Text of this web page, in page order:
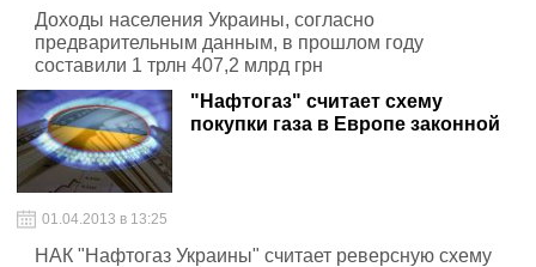
Доходы населения Украины, согласно
предварительным данным, в прошлом году
составили 1 трлн 407,2 млрд грн
"Нафтогаз" считает схему
покупки газа в Европе законной
01.04.2013 в 13:25
НАК "Нафтогаз Украины" считает реверсную схему